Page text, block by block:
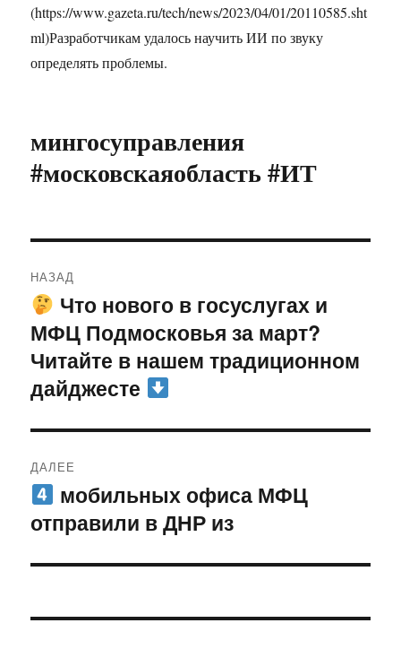
(https://www.gazeta.ru/tech/news/2023/04/01/20110585.sht
ml)Разработчикам удалось научить ИИ по звуку
определять проблемы.
мингосуправления
#московскаяобласть #ИТ
по
записям
НАЗАД
Предыдущая
запись:
Что нового в госуслугах и
МФЦ Подмосковья за март?
Читайте в нашем традиционном
дайджесте
ДАЛЕЕ
Следующая
запись:
мобильных офиса МФЦ
отправили в ДНР из